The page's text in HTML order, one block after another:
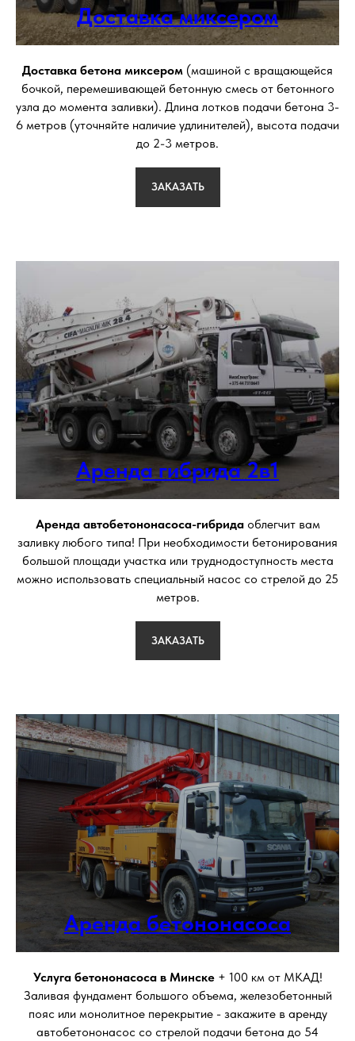
Доставка миксером
Доставка бетона миксером (машиной с вращающейся
бочкой, перемешивающей бетонную смесь от бетонного
узла до момента заливки). Длина лотков подачи бетона 3-
6 метров (уточняйте наличие удлинителей), высота подачи
до 2-3 метров.
ЗАКАЗАТЬ
Аренда гибрида 2в1
Аренда автобетононасоса-гибридаоблегчит вам
заливку любого типа! При необходимости бетонирования
большой площади участка или труднодоступность места
можно использовать специальный насос со стрелой до 25
метров.
ЗАКАЗАТЬ
Аренда бетононасоса
Услуга бетононасоса в Минске+ 100 км от МКАД!
Заливая фундамент большого объема, железобетонный
пояс или монолитное перекрытие - закажите в аренду
автобетононасос со стрелой подачи бетона до 54